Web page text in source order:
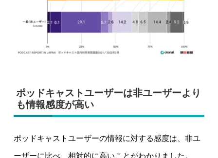
ポッドキャストユーザーは非ユーザーより
も情報感度が高い
ポッドキャストユーザーの情報に対する感度は、非ユ
ーザーに比べ、相対的に高いことがわかりました。